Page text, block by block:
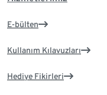
E-bülten
Kullanım Kılavuzları
Hediye Fikirleri